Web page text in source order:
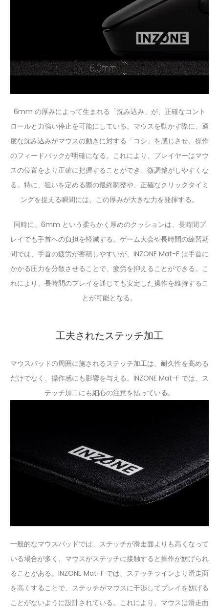
6mm の厚みによって生まれる「沈み込み」が、正確なコント
ロールと力強い停止を可能にしている。マウスを動かす際に、適
度な沈み込みがマウスの動きに対する「コシ」を感じさせ、操作
のフィードバックが明確になる。これにより、プレイヤーはマウ
スの位置をより正確に把握することができ、微調整がしやすくな
る。特に、狙いを定める際の最終調整や、正確なクリックタイミ
ングを捉える瞬間には、この厚みが大きな力を発揮する。
同時に、6mm という柔らかく厚めのクッションは、長時間プ
レイでも手首への負担を軽減する。ゲーム大会や長時間の練習期
間では、手首の疲労が蓄積しやすいが、INZONE Mat-F は手首に
かかる圧力を分散させることで、疲労を抑えることができる。こ
れにより、長時間のプレイを通じても安定した操作を維持するこ
とが可能となる。
工夫されたステッチ加工
マウスパッドの周囲に施されるステッチ加工は、耐久性を高める
だけでなく、操作感にも影響を与える。INZONE Mat-F では、ス
テッチ加工にも細心の注意を払っている。
一般的なマウスパッドでは、ステッチが滑走面よりも高くなって
いる場合が多く、マウスがステッチに接触すると操作が妨げられ
ることがある。INZONE Mat-F では、ステッチラインより滑走面
を高くすることで、ステッチがマウスに干渉してプレイを妨げる
ことがないように設計されている。これにより、マウスは滑走面